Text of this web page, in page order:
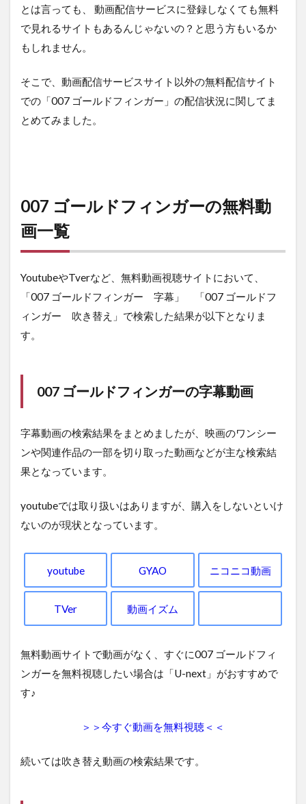
とは言っても、 動画配信サービスに登録しなくても無料
で見れるサイトもあるんじゃないの？と思う方もいるか
もしれません。
そこで、動画配信サービスサイト以外の無料配信サイト
での「007 ゴールドフィンガー」の配信状況に関してま
とめてみました。
007 ゴールドフィンガーの無料動
画一覧
YoutubeやTverなど、無料動画視聴サイトにおいて、
「007 ゴールドフィンガー 字幕」 「007 ゴールドフ
ィンガー 吹き替え」で検索した結果が以下となりま
す。
007 ゴールドフィンガーの字幕動画
字幕動画の検索結果をまとめましたが、映画のワンシー
ンや関連作品の一部を切り取った動画などが主な検索結
果となっています。
youtubeでは取り扱いはありますが、購入をしないといけ
ないのが現状となっています。
youtube GYAO ニコニコ動画
TVer 動画イズム
無料動画サイトで動画がなく、すぐに007 ゴールドフィ
ンガーを無料視聴したい場合は「U-next」がおすすめで
す♪
＞＞今すぐ動画を無料視聴＜＜
続いては吹き替え動画の検索結果です。